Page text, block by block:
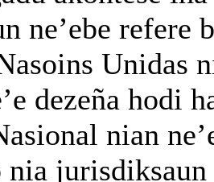
ne’ebe
Unidas
dezeña hodi
nian
nia